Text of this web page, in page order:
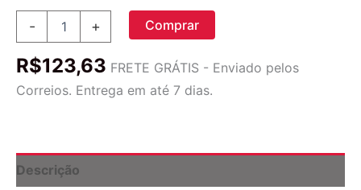
-
Care:
Desodorizante
118mL
+ Comprar
R$123,63 FRETE GRÁTIS - Enviado pelos
Correios. Entrega em até 7 dias.
Descrição